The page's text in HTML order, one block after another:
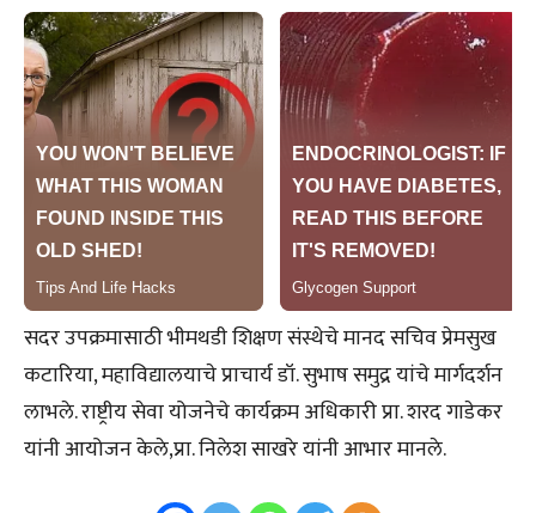
सदर उपक्रमासाठी भीमथडी शिक्षण संस्थेचे मानद सचिव प्रेमसुख
कटारिया, महाविद्यालयाचे प्राचार्य डॉ. सुभाष समुद्र यांचे मार्गदर्शन
लाभले. राष्ट्रीय सेवा योजनेचे कार्यक्रम अधिकारी प्रा. शरद गाडेकर
यांनी आयोजन केले,प्रा. निलेश साखरे यांनी आभार मानले.